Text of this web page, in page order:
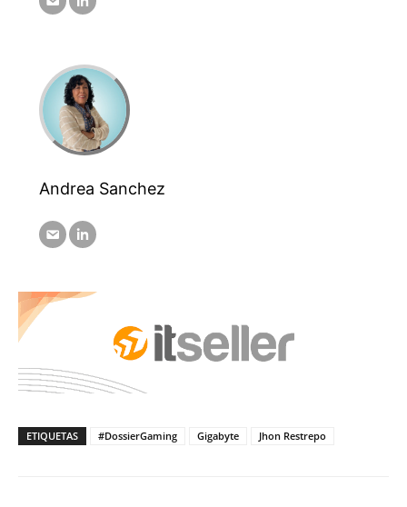
Andrea Sanchez
ETIQUETAS #DossierGaming Gigabyte Jhon Restrepo